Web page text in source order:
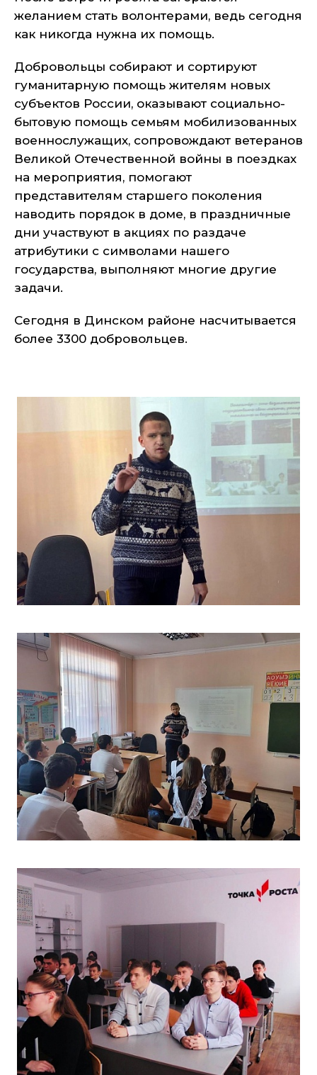
желанием стать волонтерами, ведь сегодня
как никогда нужна их помощь.
Добровольцы собирают и сортируют
гуманитарную помощь жителям новых
субъектов России, оказывают социально-
бытовую помощь семьям мобилизованных
военнослужащих, сопровождают ветеранов
Великой Отечественной войны в поездках
на мероприятия, помогают
представителям старшего поколения
наводить порядок в доме, в праздничные
дни участвуют в акциях по раздаче
атрибутики с символами нашего
государства, выполняют многие другие
задачи.
Сегодня в Динском районе насчитывается
более 3300 добровольцев.